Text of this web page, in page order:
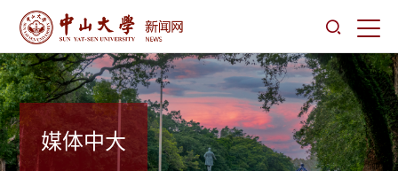
媒体中大